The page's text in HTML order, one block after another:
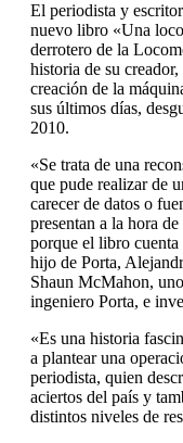
El periodista y
nuevo libro «Una
derrotero de la
historia de su
creación de la
sus últimos días,
2010.
«Se trata de una
que pude realizar de
carecer de datos o
presentan a la hora
porque el libro
hijo de Porta,
Shaun McMahon,
ingeniero Porta, e
«Es una historia
a plantear una
periodista, quien
aciertos del país y
distintos niveles de